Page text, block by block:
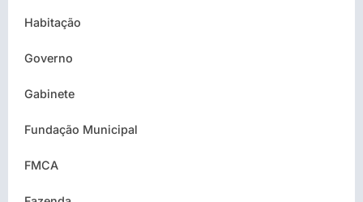
Habitação
Governo
Gabinete
Fundação Municipal
FMCA